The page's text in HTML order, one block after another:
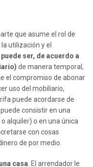
que asume el rol de
utilización y el
ser, de acuerdo a
de manera temporal,
el compromiso de abonar
uso del mobiliario,
puede acordarse de
consistir en una
alquiler) o en una única
con cosas
de por medio.
casa . El arrendador le